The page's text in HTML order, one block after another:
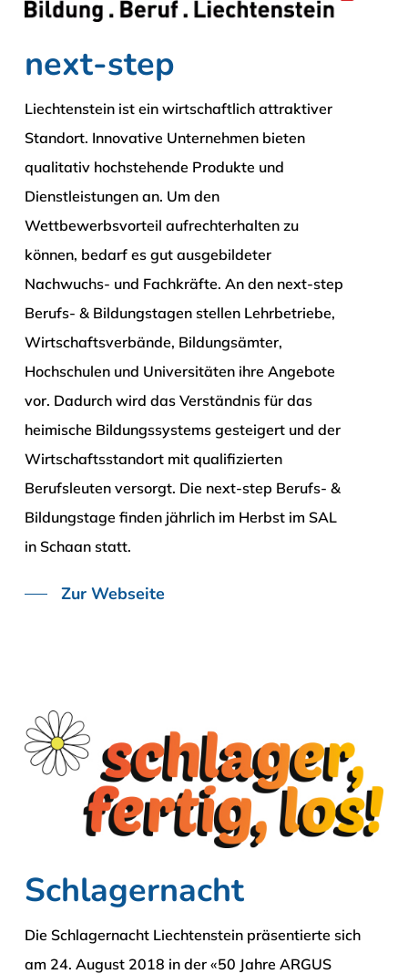
next-step
Liechtenstein ist ein wirtschaftlich attraktiver
Standort. Innovative Unternehmen bieten
qualitativ hochstehende Produkte und
Dienstleistungen an. Um den
Wettbewerbsvorteil aufrechterhalten zu
können, bedarf es gut ausgebildeter
Nachwuchs- und Fachkräfte. An den next-step
Berufs- & Bildungstagen stellen Lehrbetriebe,
Wirtschaftsverbände, Bildungsämter,
Hochschulen und Universitäten ihre Angebote
vor. Dadurch wird das Verständnis für das
heimische Bildungssystems gesteigert und der
Wirtschaftsstandort mit qualifizierten
Berufsleuten versorgt. Die next-step Berufs- &
Bildungstage finden jährlich im Herbst im SAL
in Schaan statt.
Zur Webseite
Schlagernacht
Die Schlagernacht Liechtenstein präsentierte sich
am 24. August 2018 in der «50 Jahre ARGUS